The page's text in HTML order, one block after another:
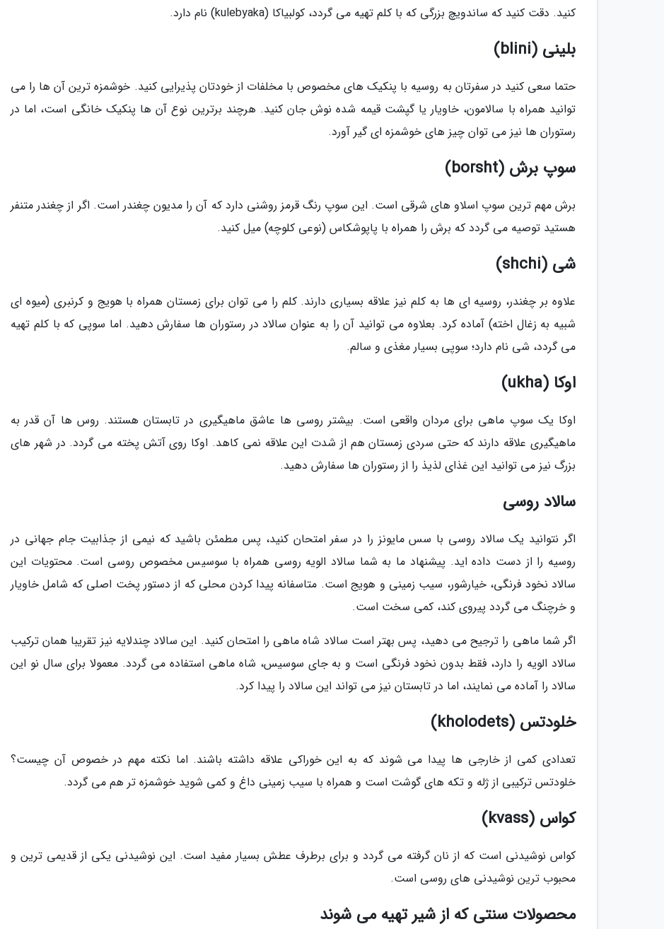
کنید. دقت کنید که ساندویچ بزرگی که با کلم تهیه می گردد، کولبیاکا (kulebyaka) نام دارد.
بلینی (blini)
حتما سعی کنید در سفرتان به روسیه با پنکیک های مخصوص با مخلفات از خودتان پذیرایی کنید. خوشمزه ترین آن ها را می
توانید همراه با سالامون، خاویار یا گپشت قیمه شده نوش جان کنید. هرچند برترین نوع آن ها پنکیک خانگی است، اما در
رستوران ها نیز می توان چیز های خوشمزه ای گیر آورد.
سوپ برش (borsht)
برش مهم ترین سوپ اسلاو های شرقی است. این سوپ رنگ قرمز روشنی دارد که آن را مدیون چغندر است. اگر از چغندر متنفر
هستید توصیه می گردد که برش را همراه با پاپوشکاس (نوعی کلوچه) میل کنید.
شی (shchi)
علاوه بر چغندر، روسیه ای ها به کلم نیز علاقه بسیاری دارند. کلم را می توان برای زمستان همراه با هویج و کرنبری (میوه ای
شبیه به زغال اخته) آماده کرد. بعلاوه می توانید آن را به عنوان سالاد در رستوران ها سفارش دهید. اما سوپی که با کلم تهیه
می گردد، شی نام دارد؛ سوپی بسیار مغذی و سالم.
اوکا (ukha)
اوکا یک سوپ ماهی برای مردان واقعی است. بیشتر روسی ها عاشق ماهیگیری در تابستان هستند. روس ها آن قدر به
ماهیگیری علاقه دارند که حتی سردی زمستان هم از شدت این علاقه نمی کاهد. اوکا روی آتش پخته می گردد. در شهر های
بزرگ نیز می توانید این غذای لذیذ را از رستوران ها سفارش دهید.
سالاد روسی
اگر نتوانید یک سالاد روسی با سس مایونز را در سفر امتحان کنید، پس مطمئن باشید که نیمی از جذابیت جام جهانی در
روسیه را از دست داده اید. پیشنهاد ما به شما سالاد الویه روسی همراه با سوسیس مخصوص روسی است. محتویات این
سالاد نخود فرنگی، خیارشور، سیب زمینی و هویج است. متاسفانه پیدا کردن محلی که از دستور پخت اصلی که شامل خاویار
و خرچنگ می گردد پیروی کند، کمی سخت است.
اگر شما ماهی را ترجیح می دهید، پس بهتر است سالاد شاه ماهی را امتحان کنید. این سالاد چندلایه نیز تقریبا همان ترکیب
سالاد الویه را دارد، فقط بدون نخود فرنگی است و به جای سوسیس، شاه ماهی استفاده می گردد. معمولا برای سال نو این
سالاد را آماده می نمایند، اما در تابستان نیز می تواند این سالاد را پیدا کرد.
خلودتس (kholodets)
تعدادی کمی از خارجی ها پیدا می شوند که به این خوراکی علاقه داشته باشند. اما نکته مهم در خصوص آن چیست؟
خلودتس ترکیبی از ژله و تکه های گوشت است و همراه با سیب زمینی داغ و کمی شوید خوشمزه تر هم می گردد.
کواس (kvass)
کواس نوشیدنی است که از نان گرفته می گردد و برای برطرف عطش بسیار مفید است. این نوشیدنی یکی از قدیمی ترین و
محبوب ترین نوشیدنی های روسی است.
محصولات سنتی که از شیر تهیه می شوند